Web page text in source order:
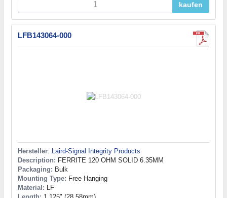
kaufen
LFB143064-000
Hersteller: Laird-Signal Integrity Products
Description: FERRITE 120 OHM SOLID 6.35MM
Packaging: Bulk
Mounting Type: Free Hanging
Material: LF